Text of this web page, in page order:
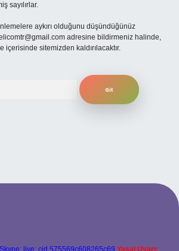
sayılırlar.
aykırı olduğunu düşündüğünüz
adresine bildirmeniz halinde,
sitemizden kaldırılacaktır.
Skype: live:.cid.575569c608265c69 Yasal Uyarı: